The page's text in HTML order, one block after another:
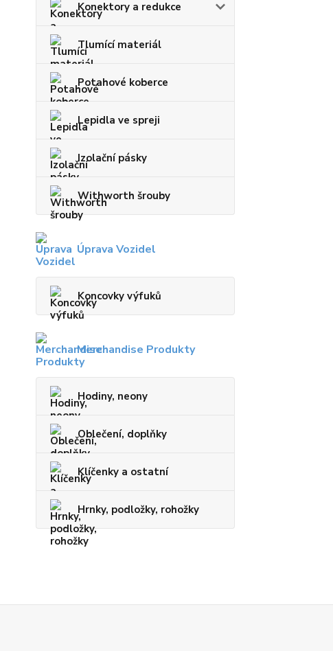
Konektory a redukce
Tlumící materiál
Potahové koberce
Lepidla ve spreji
Izolační pásky
Withworth šrouby
Úprava Vozidel
Koncovky výfuků
Merchandise Produkty
Hodiny, neony
Oblečení, doplňky
Klíčenky a ostatní
Hrnky, podložky, rohožky